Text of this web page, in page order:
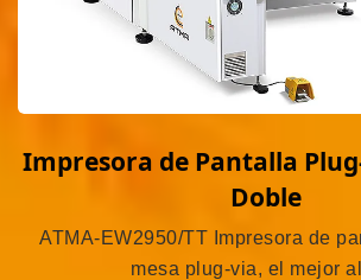
Impresora de Pantalla
Doble
ATMA-EW2950/TT Impresora de
mesa plug-via, el mejor